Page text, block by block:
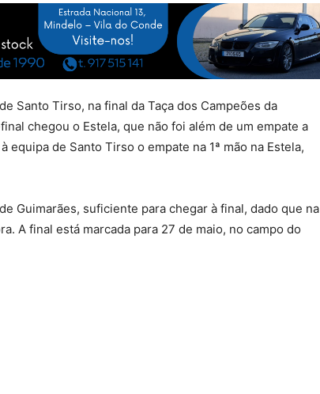
Santo Tirso, na final da Taça dos Campeões da
chegou o Estela, que não foi além de um empate a
equipa de Santo Tirso o empate na 1ª mão na Estela,
Guimarães, suficiente para chegar à final, dado que na
A final está marcada para 27 de maio, no campo do